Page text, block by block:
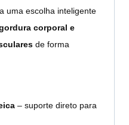
uma escolha inteligente
corporal e
de forma
– suporte direto para